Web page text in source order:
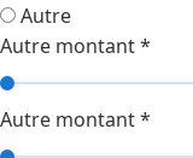
Autre
Autre montant*
Autre montant*